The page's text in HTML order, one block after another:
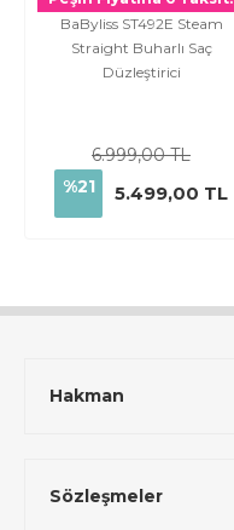
BaByliss ST492E Steam
Straight Buharlı Saç
Düzleştirici
6.999,00 TL
%21
5.499,00 TL
Hakman
Sözleşmeler